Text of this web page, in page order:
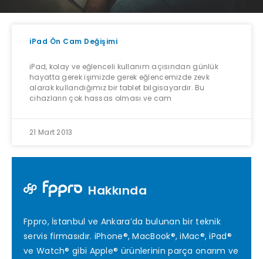
iPad Ön Cam Değişimi
iPad, kolay ve eğlenceli kullanım açısından günlük
hayatta gerek işimizde gerek eğlencemizde zevk
alarak kullandığımız bir tablet bilgisayardır. Bu
cihazların çok hassas olması ve cam
21 Mart 2013
Hakkında
Fppro, İstanbul ve Ankara’da bulunan bir teknik
servis firmasıdır. iPhone®, MacBook®, iMac®, iPad®
ve Watch® gibi Apple® ürünlerinin parça onarım ve